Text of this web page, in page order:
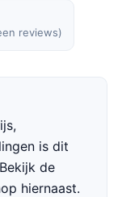
reviews)
is dit
de
hiernaast.